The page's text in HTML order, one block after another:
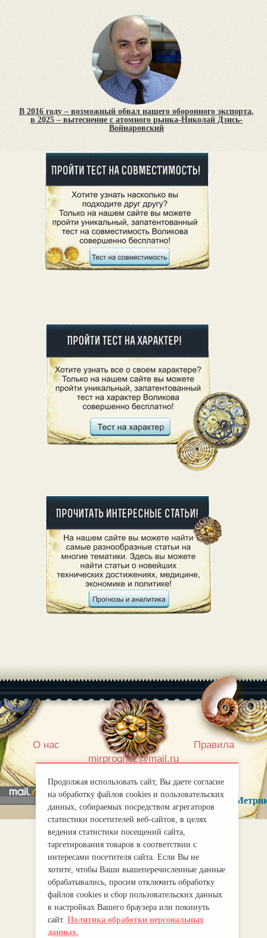
В 2016 году – возможный обвал нашего оборонного экспорта,
в 2025 – вытеснение с атомного рынка-Николай Дзись-
Войнаровский
О нас |
Правила
mirprognoz@mail.ru
Продолжая использовать сайт, Вы даете согласие
на обработку файлов cookies и пользовательских
данных, собираемых посредством агрегаторов
статистики посетителей веб-сайтов, в целях
ведения статистики посещений сайта,
таргетирования товаров в соответствии с
интересами посетителя сайта. Если Вы не
хотите, чтобы Ваши вышеперечисленные данные
обрабатывались, просим отключить обработку
файлов cookies и сбор пользовательских данных
в настройках Вашего браузера или покинуть
сайт. Политика обработки персональных
данных.